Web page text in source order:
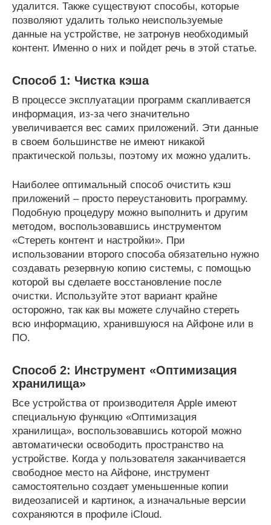
удалится. Также существуют способы, которые
позволяют удалить только неиспользуемые
данные на устройстве, не затронув необходимый
контент. Именно о них и пойдет речь в этой статье.
Способ 1: Чистка кэша
В процессе эксплуатации программ скапливается
информация, из-за чего значительно
увеличивается вес самих приложений. Эти данные
в своем большинстве не имеют никакой
практической пользы, поэтому их можно удалить.
Наиболее оптимальный способ очистить кэш
приложений – просто переустановить программу.
Подобную процедуру можно выполнить и другим
методом, воспользовавшись инструментом
«Стереть контент и настройки». При
использовании второго способа обязательно нужно
создавать резервную копию системы, с помощью
которой вы сделаете восстановление после
очистки. Используйте этот вариант крайне
осторожно, так как вы можете случайно стереть
всю информацию, хранившуюся на Айфоне или в
ПО.
Способ 2: Инструмент «Оптимизация
хранилища»
Все устройства от производителя Apple имеют
специальную функцию «Оптимизация
хранилища», воспользовавшись которой можно
автоматически освободить пространство на
устройстве. Когда у пользователя заканчивается
свободное место на Айфоне, инструмент
самостоятельно создает уменьшенные копии
видеозаписей и картинок, а изначальные версии
сохраняются в профиле iCloud.